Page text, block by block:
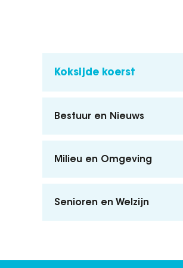
Koksijde koerst
Bestuur en Nieuws
Milieu en Omgeving
Senioren en Welzijn